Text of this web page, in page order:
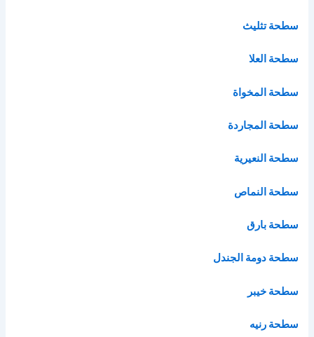
سطحة تثليث
سطحة العلا
سطحة المخواة
سطحة المجاردة
سطحة النعيرية
سطحة النماص
سطحة بارق
سطحة دومة الجندل
سطحة خيبر
سطحة رنيه